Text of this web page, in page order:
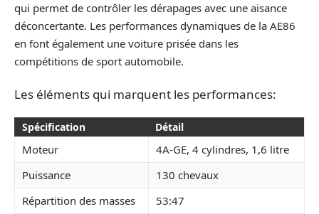
qui permet de contrôler les dérapages avec une aisance
déconcertante. Les performances dynamiques de la AE86
en font également une voiture prisée dans les
compétitions de sport automobile.
Les éléments qui marquent les performances:
Spécification Détail
Moteur
4A-GE, 4 cylindres, 1,6 litre
Puissance
130 chevaux
Répartition des masses
53:47